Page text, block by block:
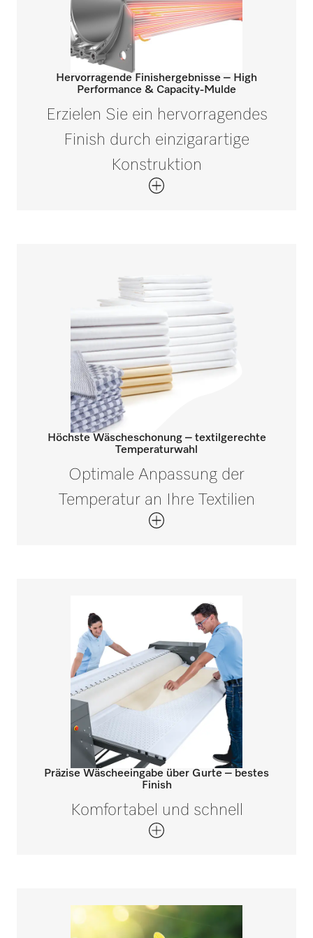
Hervorragende Finishergebnisse – High
Performance & Capacity-Mulde
Erzielen Sie ein hervorragendes
Finish durch einzigarartige
Konstruktion
Höchste Wäscheschonung – textilgerechte
Temperaturwahl
Optimale Anpassung der
Temperatur an Ihre Textilien
Präzise Wäscheeingabe über Gurte – bestes
Finish
Komfortabel und schnell